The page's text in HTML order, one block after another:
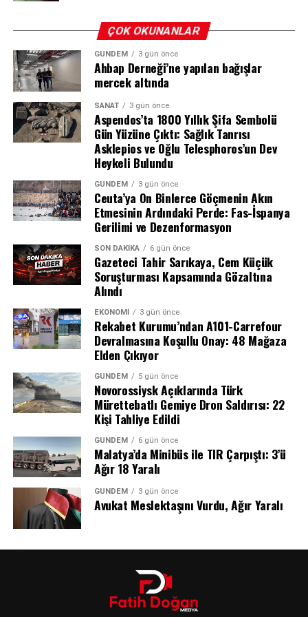
📘 Facebook
REKLAM
Fatih Doğan Medya
soruşturma kapsamına alındığı belirtiliyor.
REKLAM
Küçük hakkında yöneltilen “halkı yanıltıcı bilgiyi alenen
yayma” suçlaması, Türk Ceza Kanunu’nun 217/A
maddesinde düzenlenen ve son yıllarda sıkça gündeme
TGRT ve Türkiye Gazetesi ile Yollar
Gözaltı kararı, Cem Küçük’ün uzun yıllardır ekran yüzü
olduğu TGRT Haber ve köşe yazarlığı yaptığı Türkiye
gazetesinden ayrılmasından sadece günler sonra geldi.
ÇOK OKUNANLAR
GÜNDEM 3 gün önce
Ahbap Derneği’ne yapılan bağışlar
mercek altında
SANAT 3 gün önce
Aspendos’ta 1800 Yıllık Şifa Sembolü
Gün Yüzüne Çıktı: Sağlık Tanrısı
Asklepios ve Oğlu Telesphoros’un Dev
Heykeli Bulundu
GÜNDEM 3 gün önce
Ceuta’ya On Binlerce Göçmenin Akın
Etmesinin Ardındaki Perde: Fas-İspanya
Gerilimi ve Dezenformasyon
SON DAKIKA 6 gün önce
Gazeteci Tahir Sarıkaya, Cem Küçük
Soruşturması Kapsamında Gözaltına
Alındı
EKONOMI 3 gün önce
Rekabet Kurumu’ndan A101-Carrefour
Devralmasına Koşullu Onay: 48 Mağaza
Elden Çıkıyor
GÜNDEM 5 gün önce
Novorossiysk Açıklarında Türk
Mürettebatlı Gemiye Dron Saldırısı: 22
Kişi Tahliye Edildi
GÜNDEM 6 gün önce
Malatya’da Minibüs ile TIR Çarpıştı: 3’ü
Ağır 18 Yaralı
GÜNDEM 3 gün önce
Avukat Meslektaşını Vurdu, Ağır Yaralı